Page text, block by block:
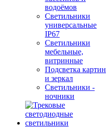
водоёмов
Светильники
универсальные
IP67
Светильники
мебельные,
витринные
Подсветка картин
и зеркал
Светильники -
ночники